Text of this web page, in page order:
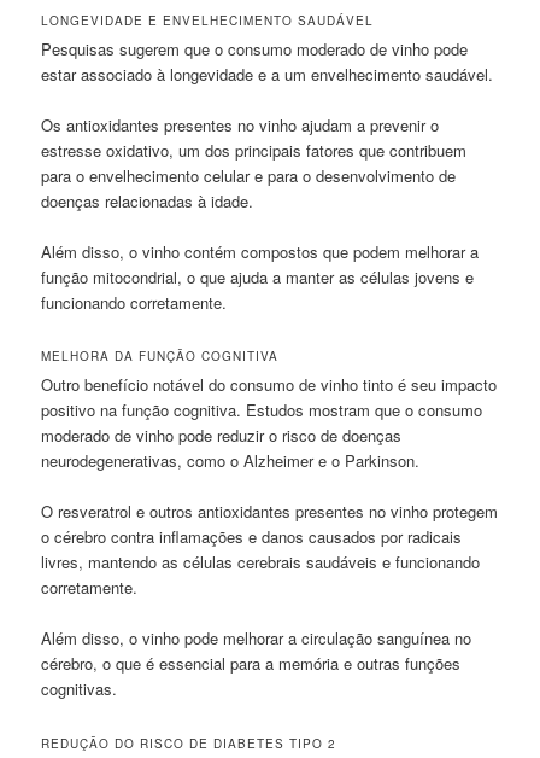
LONGEVIDADE E ENVELHECIMENTO SAUDÁVEL
Pesquisas sugerem que o consumo moderado de vinho pode
estar associado à longevidade e a um envelhecimento saudável.
Os antioxidantes presentes no vinho ajudam a prevenir o
estresse oxidativo, um dos principais fatores que contribuem
para o envelhecimento celular e para o desenvolvimento de
doenças relacionadas à idade.
Além disso, o vinho contém compostos que podem melhorar a
função mitocondrial, o que ajuda a manter as células jovens e
funcionando corretamente.
MELHORA DA FUNÇÃO COGNITIVA
Outro benefício notável do consumo de vinho tinto é seu impacto
positivo na função cognitiva. Estudos mostram que o consumo
moderado de vinho pode reduzir o risco de doenças
neurodegenerativas, como o Alzheimer e o Parkinson.
O resveratrol e outros antioxidantes presentes no vinho protegem
o cérebro contra inflamações e danos causados por radicais
livres, mantendo as células cerebrais saudáveis e funcionando
corretamente.
Além disso, o vinho pode melhorar a circulação sanguínea no
cérebro, o que é essencial para a memória e outras funções
cognitivas.
REDUÇÃO DO RISCO DE DIABETES TIPO 2